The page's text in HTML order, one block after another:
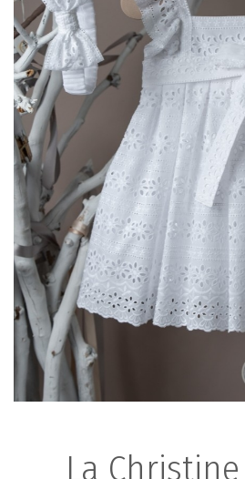
La Christine